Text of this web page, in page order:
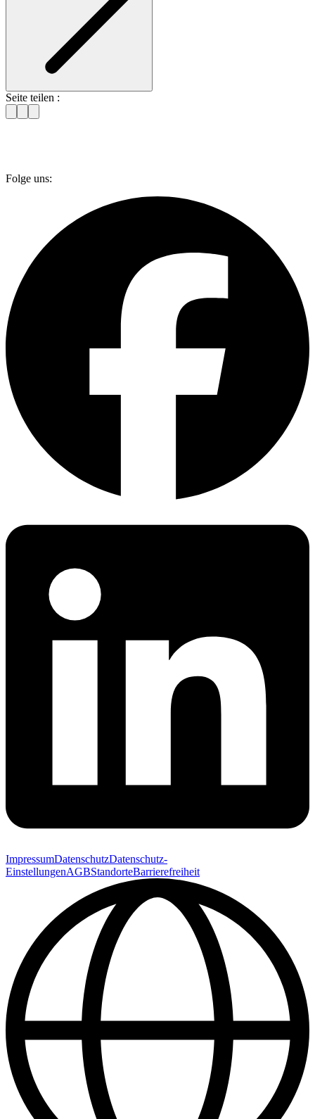
Seite teilen :
Folge uns:
ImpressumDatenschutzDatenschutz-
EinstellungenAGBStandorteBarrierefreiheit